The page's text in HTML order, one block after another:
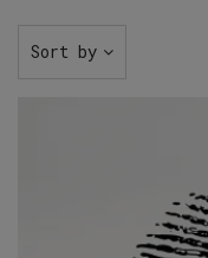
Sort by